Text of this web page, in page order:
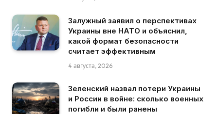
Залужный заявил о перспективах
Украины вне НАТО и объяснил,
какой формат безопасности
считает эффективным
4 августа, 2026
Зеленский назвал потери Украины
и России в войне: сколько военных
погибли и были ранены